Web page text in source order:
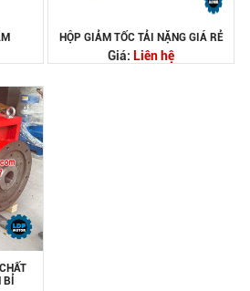
HỘP GIẢM TỐC TẢI NẶNG GIÁ RẺ
Giá: Liên hệ